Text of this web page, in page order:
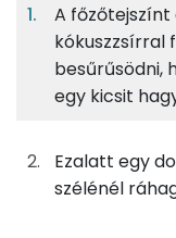
6%
Fehérje
50g
2g
Egy
adagban
6%
TOP ásványi
A
kókuszzsírral
besűrűsödni,
egy kicsit
Ezalatt egy
szélénél